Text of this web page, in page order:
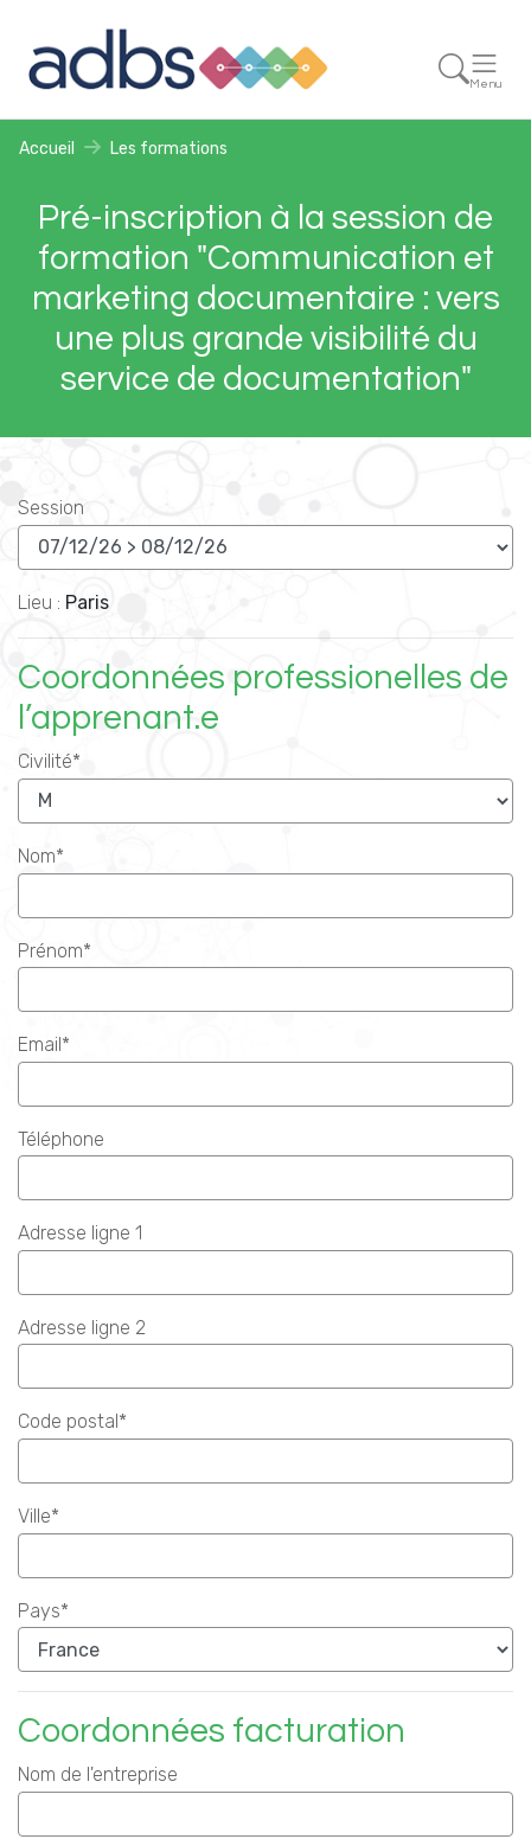
Menu
Accueil Les formations
Pré-inscription à la session de
formation "Communication et
marketing documentaire : vers
une plus grande visibilité du
service de documentation"
Session
Lieu : Paris
Coordonnées professionelles de
l’apprenant.e
Civilité*
Nom*
Prénom*
Email*
Téléphone
Adresse ligne 1
Adresse ligne 2
Code postal*
Ville*
Pays*
Coordonnées facturation
Nom de l'entreprise